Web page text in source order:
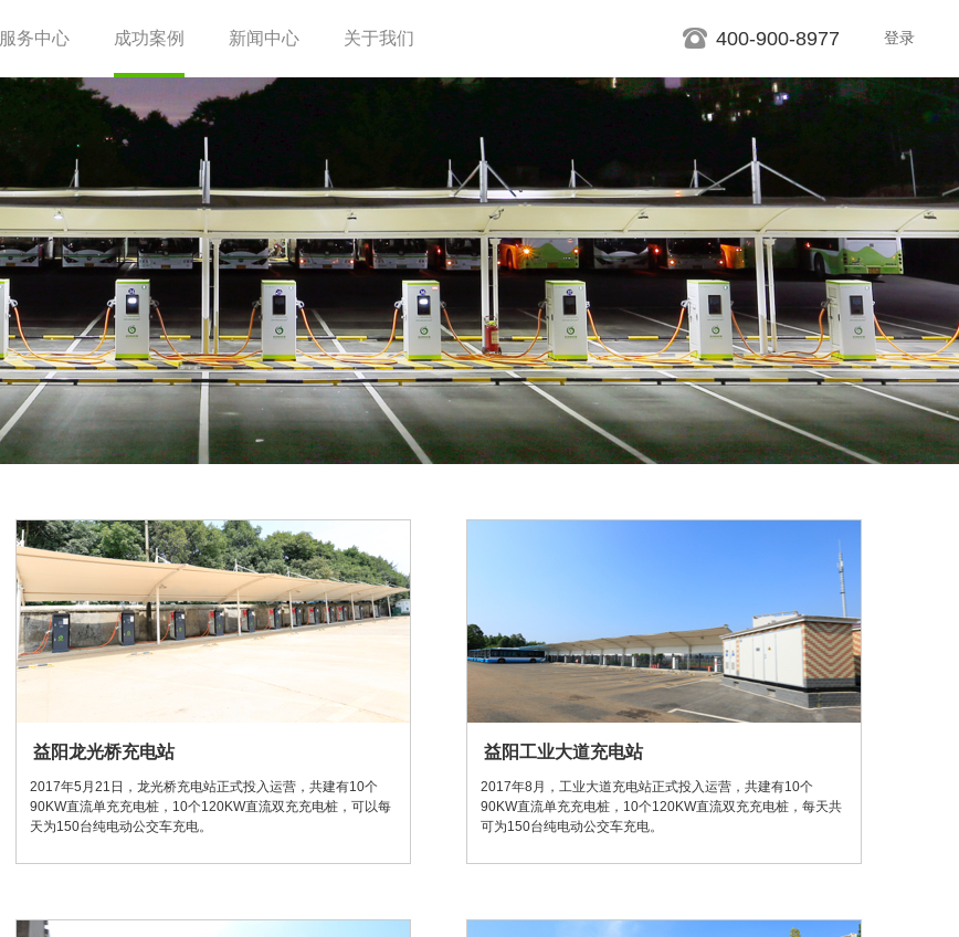
服务中心 成功案例 新闻中心 关于我们 400-900-8977 登录
益阳龙光桥充电站
2017年5月21日，龙光桥充电站正式投入运营，共建有10个
90KW直流单充充电桩，10个120KW直流双充充电桩，可以每
天为150台纯电动公交车充电。
益阳工业大道充电站
2017年8月，工业大道充电站正式投入运营，共建有10个
90KW直流单充充电桩，10个120KW直流双充充电桩，每天共
可为150台纯电动公交车充电。